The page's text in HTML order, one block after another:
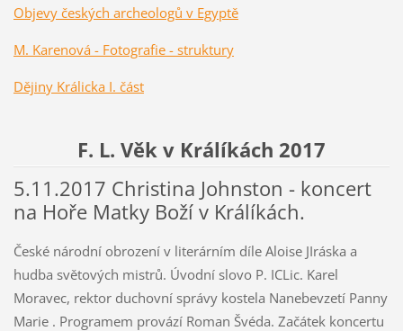
Objevy českých archeologů v Egyptě
M. Karenová - Fotografie - struktury
Dějiny Králicka I. část
F. L. Věk v Králíkách 2017
5.11.2017 Christina Johnston - koncert
na Hoře Matky Boží v Králíkách.
České národní obrození v literárním díle Aloise JIráska a
hudba světových mistrů. Úvodní slovo P. ICLic. Karel
Moravec, rektor duchovní správy kostela Nanebevzetí Panny
Marie . Programem provází Roman Švéda. Začátek koncertu